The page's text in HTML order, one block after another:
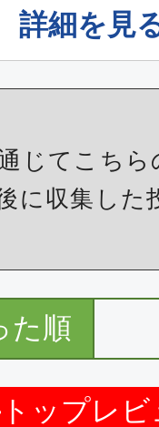
詳細を見
じてこち
に収集した
た順
トップレビ